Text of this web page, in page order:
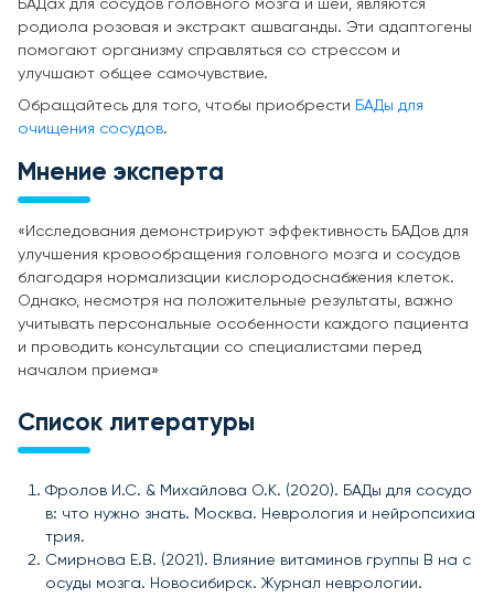
БАДах для сосудов головного мозга и шеи, являются
родиола розовая и экстракт ашваганды. Эти адаптогены
помогают организму справляться со стрессом и
улучшают общее самочувствие.
Обращайтесь для того, чтобы приобрести БАДы для
очищения сосудов.
Мнение эксперта
«Исследования демонстрируют эффективность БАДов для
улучшения кровообращения головного мозга и сосудов
благодаря нормализации кислородоснабжения клеток.
Однако, несмотря на положительные результаты, важно
учитывать персональные особенности каждого пациента
и проводить консультации со специалистами перед
началом приема»
Список литературы
Фролов И.С. & Михайлова О.К. (2020). БАДы для сосудо
в: что нужно знать. Москва. Неврология и нейропсихиа
трия.
Смирнова Е.В. (2021). Влияние витаминов группы B на с
осуды мозга. Новосибирск. Журнал неврологии.